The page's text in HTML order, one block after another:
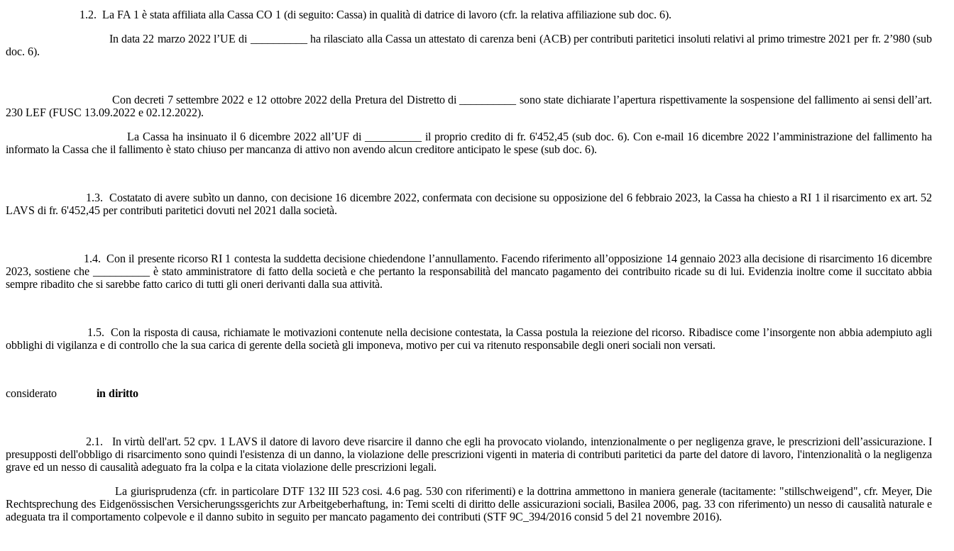
1.2. La FA 1 è stata affiliata alla Cassa CO 1 (di seguito: Cassa) in qualità di datrice di lavoro (cfr. la relativa affiliazione sub doc. 6).
In data 22 marzo 2022 l’UE di __________ ha rilasciato alla Cassa un attestato di carenza beni (ACB) per contributi paritetici insoluti relativi al primo trimestre 2021 per fr. 2’980 (sub
doc. 6).
Con decreti 7 settembre 2022 e 12 ottobre 2022 della Pretura del Distretto di __________ sono state dichiarate l’apertura rispettivamente la sospensione del fallimento ai sensi dell’art.
230 LEF (FUSC 13.09.2022 e 02.12.2022).
La Cassa ha insinuato il 6 dicembre 2022 all’UF di __________ il proprio credito di fr. 6'452,45 (sub doc. 6). Con e-mail 16 dicembre 2022 l’amministrazione del fallimento ha
informato la Cassa che il fallimento è stato chiuso per mancanza di attivo non avendo alcun creditore anticipato le spese (sub doc. 6).
1.3. Costatato di avere subìto un danno, con decisione 16 dicembre 2022, confermata con decisione su opposizione del 6 febbraio 2023, la Cassa ha chiesto a RI 1 il risarcimento ex art. 52
LAVS di fr. 6'452,45 per contributi paritetici dovuti nel 2021 dalla società.
1.4. Con il presente ricorso RI 1 contesta la suddetta decisione chiedendone l’annullamento. Facendo riferimento all’opposizione 14 gennaio 2023 alla decisione di risarcimento 16 dicembre
2023, sostiene che __________ è stato amministratore di fatto della società e che pertanto la responsabilità del mancato pagamento dei contribuito ricade su di lui. Evidenzia inoltre come il succitato abbia
sempre ribadito che si sarebbe fatto carico di tutti gli oneri derivanti dalla sua attività.
1.5. Con la risposta di causa, richiamate le motivazioni contenute nella decisione contestata, la Cassa postula la reiezione del ricorso. Ribadisce come l’insorgente non abbia adempiuto agli
obblighi di vigilanza e di controllo che la sua carica di gerente della società gli imponeva, motivo per cui va ritenuto responsabile degli oneri sociali non versati.
considerato in diritto
2.1. In virtù dell'art. 52 cpv. 1 LAVS il datore di lavoro deve risarcire il danno che egli ha provocato violando, intenzionalmente o per negligenza grave, le prescrizioni dell’assicurazione. I
presupposti dell'obbligo di risarcimento sono quindi l'esistenza di un danno, la violazione delle prescrizioni vigenti in materia di contributi paritetici da parte del datore di lavoro, l'intenzionalità o la negligenza
grave ed un nesso di causalità adeguato fra la colpa e la citata violazione delle prescrizioni legali.
La giurisprudenza (cfr. in particolare DTF 132 III 523 cosi. 4.6 pag. 530 con riferimenti) e la dottrina ammettono in maniera generale (tacitamente: "stillschweigend", cfr. Meyer, Die
Rechtsprechung des Eidgenössischen Versicherungssgerichts zur Arbeitgeberhaftung, in: Temi scelti di diritto delle assicurazioni sociali, Basilea 2006, pag. 33 con riferimento) un nesso di causalità naturale e
adeguata tra il comportamento colpevole e il danno subito in seguito per mancato pagamento dei contributi (STF 9C_394/2016 consid 5 del 21 novembre 2016).